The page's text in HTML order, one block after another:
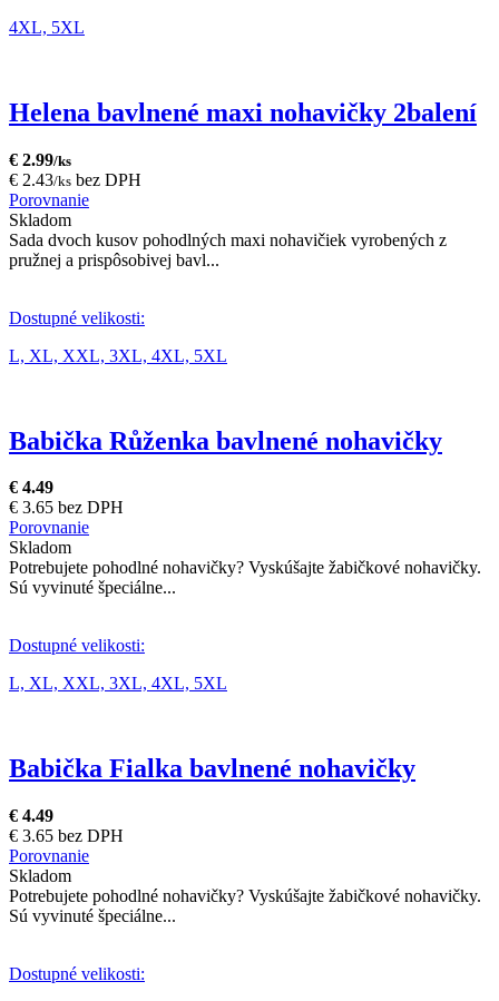
4XL, 5XL
Helena bavlnené maxi nohavičky 2balení
€ 2.99/ks
€ 2.43/ks bez DPH
Porovnanie
Skladom
Sada dvoch kusov pohodlných maxi nohavičiek vyrobených z
pružnej a prispôsobivej bavl...
Dostupné velikosti:
L, XL, XXL, 3XL, 4XL, 5XL
Babička Růženka bavlnené nohavičky
€ 4.49
€ 3.65 bez DPH
Porovnanie
Skladom
Potrebujete pohodlné nohavičky? Vyskúšajte žabičkové nohavičky.
Sú vyvinuté špeciálne...
Dostupné velikosti:
L, XL, XXL, 3XL, 4XL, 5XL
Babička Fialka bavlnené nohavičky
€ 4.49
€ 3.65 bez DPH
Porovnanie
Skladom
Potrebujete pohodlné nohavičky? Vyskúšajte žabičkové nohavičky.
Sú vyvinuté špeciálne...
Dostupné velikosti: